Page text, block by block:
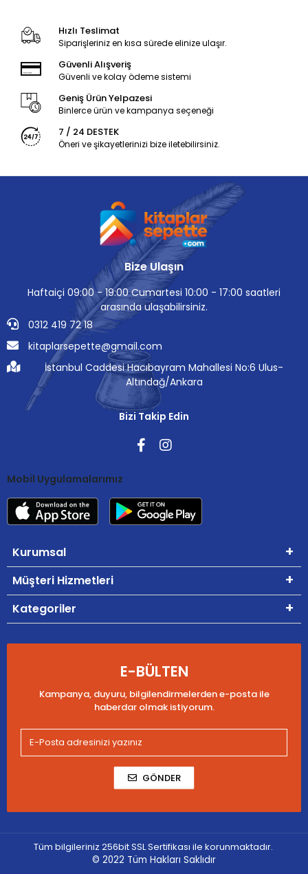
Hızlı Teslimat
Siparişleriniz en kısa sürede elinize ulaşır.
Güvenli Alışveriş
Güvenli ve kolay ödeme sistemi
Geniş Ürün Yelpazesi
Binlerce ürün ve kampanya seçeneği
7 / 24 DESTEK
Öneri ve şikayetlerinizi bize iletebilirsiniz.
Bize Ulaşın
Haftaiçi 09:00 - 19:00 Cumartesi 10:00 - 17:00 saatleri
arasında ulaşabilirsiniz.
0312 419 72 18
kitaplarsepette@gmail.com
İstanbul Caddesi Hacıbayram Mahallesi No:6 Ulus-
Altındağ/Ankara
Bizi Takip Edin
Mobil Uygulamalarımız
Kurumsal
Müşteri Hizmetleri
Kategoriler
E-BÜLTEN
Kampanya, duyuru, bilgilendirmelerden e-posta ile
haberdar olmak istiyorum.
GÖNDER
Tüm bilgileriniz 256bit SSL Sertifikası ile korunmaktadır.
© 2022 Tüm Hakları Saklıdır